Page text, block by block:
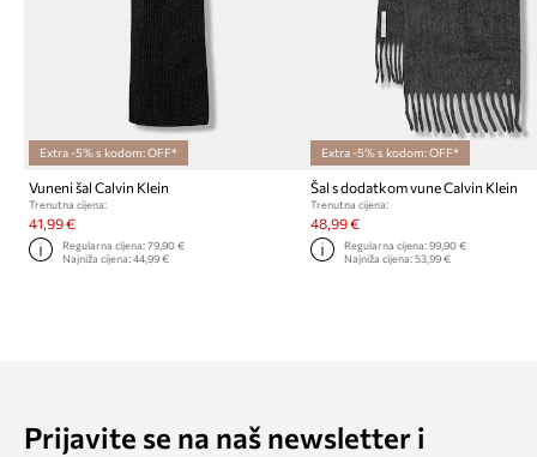
Extra -5% s kodom: OFF*
Vuneni šal Calvin Klein
Trenutna cijena:
41,99 €
Regularna cijena:79,90 €
Najniža cijena:44,99 €
Extra -5% s kodom: OFF*
Šal s dodatkom vune Calvin Klein
Trenutna cijena:
48,99 €
Regularna cijena: 99,90 €
Najniža cijena: 53,99 €
Prijavite se na naš newsletter i